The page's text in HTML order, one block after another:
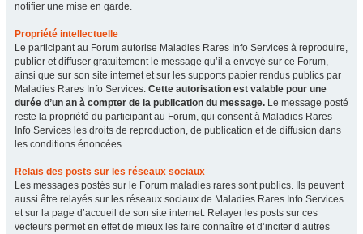
notifier une mise en garde.
Propriété intellectuelle
Le participant au Forum autorise Maladies Rares Info Services à reproduire,
publier et diffuser gratuitement le message qu’il a envoyé sur ce Forum,
ainsi que sur son site internet et sur les supports papier rendus publics par
Maladies Rares Info Services. Cette autorisation est valable pour une
durée d’un an à compter de la publication du message. Le message posté
reste la propriété du participant au Forum, qui consent à Maladies Rares
Info Services les droits de reproduction, de publication et de diffusion dans
les conditions énoncées.
Relais des posts sur les réseaux sociaux
Les messages postés sur le Forum maladies rares sont publics. Ils peuvent
aussi être relayés sur les réseaux sociaux de Maladies Rares Info Services
et sur la page d’accueil de son site internet. Relayer les posts sur ces
vecteurs permet en effet de mieux les faire connaître et d’inciter d’autres